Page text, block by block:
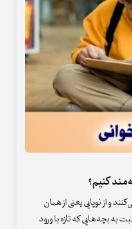
کنیم؟
و از نوپایی یعنی از همان
بچه‌هایی که تازه با ورود